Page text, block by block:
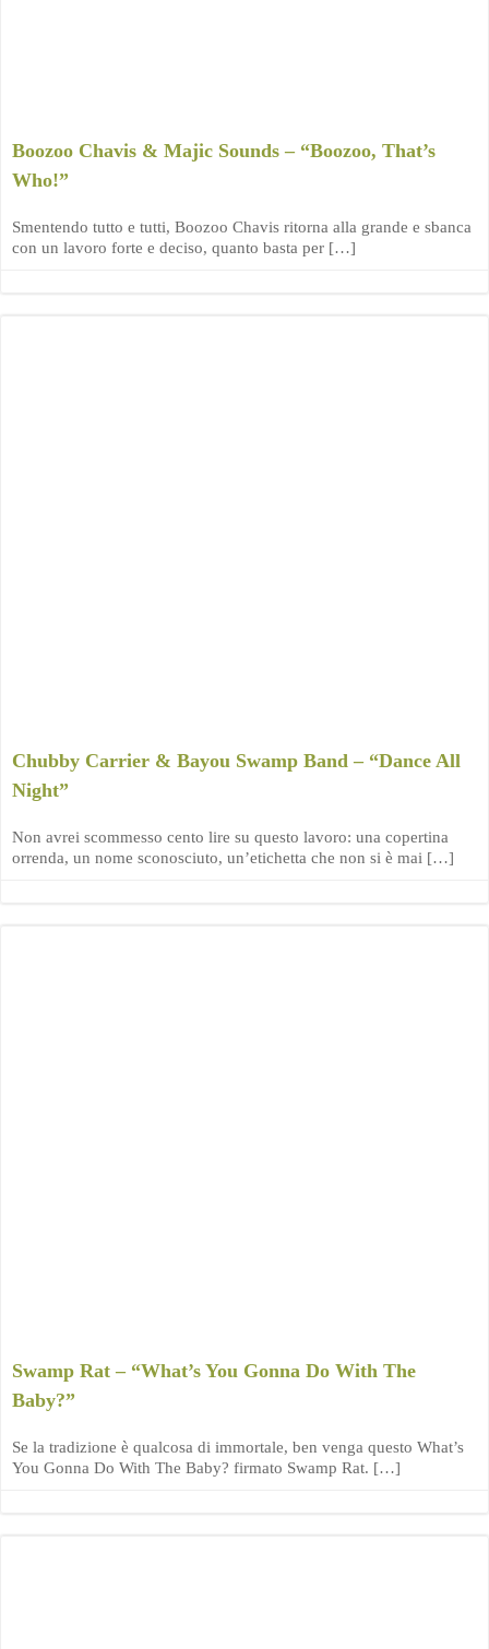
Boozoo Chavis & Majic Sounds – “Boozoo, That’s
Who!”
Smentendo tutto e tutti, Boozoo Chavis ritorna alla grande e sbanca
con un lavoro forte e deciso, quanto basta per […]
Chubby Carrier & Bayou Swamp Band – “Dance All
Night”
Non avrei scommesso cento lire su questo lavoro: una copertina
orrenda, un nome sconosciuto, un’etichetta che non si è mai […]
Swamp Rat – “What’s You Gonna Do With The
Baby?”
Se la tradizione è qualcosa di immortale, ben venga questo What’s
You Gonna Do With The Baby? firmato Swamp Rat. […]